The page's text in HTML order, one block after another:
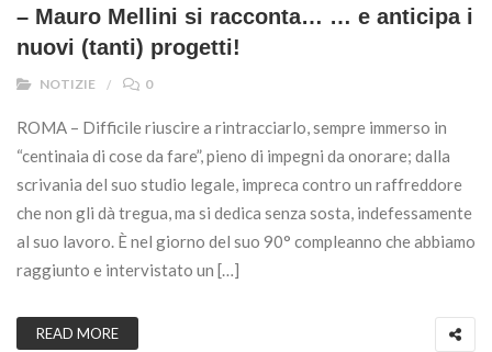
– Mauro Mellini si racconta… … e anticipa i
nuovi (tanti) progetti!
NOTIZIE 0
ROMA – Difficile riuscire a rintracciarlo, sempre immerso in
“centinaia di cose da fare”, pieno di impegni da onorare; dalla
scrivania del suo studio legale, impreca contro un raffreddore
che non gli dà tregua, ma si dedica senza sosta, indefessamente
al suo lavoro. È nel giorno del suo 90° compleanno che abbiamo
raggiunto e intervistato un […]
READ MORE